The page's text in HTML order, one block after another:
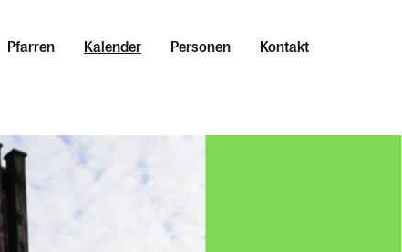
Pfarren Kalender Personen Kontakt